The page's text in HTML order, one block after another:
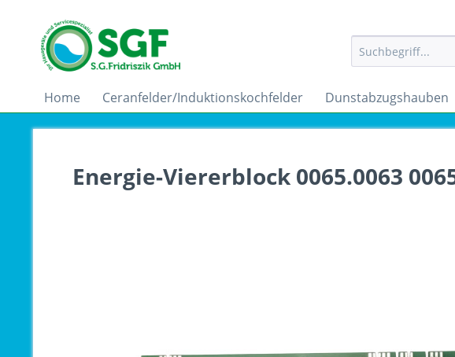
Home Ceranfelder/Induktionskochfelder Dunstabzugshauben
Energie-Viererblock 0065.0063